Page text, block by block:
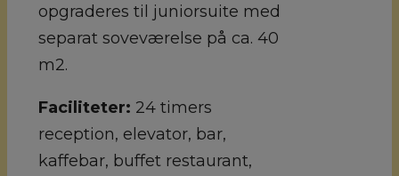
opgraderes til juniorsuite med
separat soveværelse på ca. 40
m2.
Faciliteter: 24 timers
reception, elevator, bar,
kaffebar, buffet restaurant,